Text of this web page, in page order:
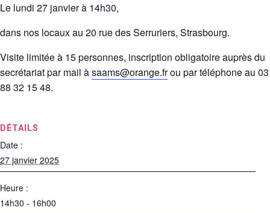
Le lundi 27 janvier à 14h30,
dans nos locaux au 20 rue des Serruriers, Strasbourg.
Visite limitée à 15 personnes, inscription obligatoire auprès du
secrétariat par mail àsaams@orange.frou par téléphone au 03
88 32 15 48.
DÉTAILS
Date :
27 janvier 2025
Heure :
14h30 - 16h00